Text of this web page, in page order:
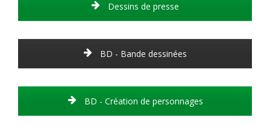
Dessins de presse
BD - Bande dessinées
BD - Création de personnages